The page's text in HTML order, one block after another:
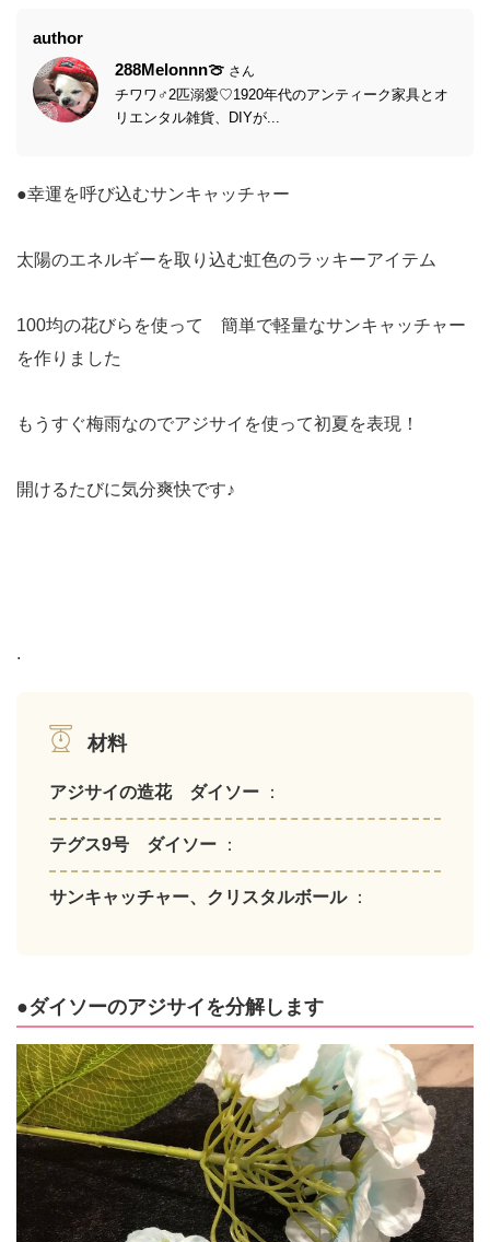
author
288Melonnn🍈 さん
チワワ♂2匹溺愛♡1920年代のアンティーク家具とオ
リエンタル雑貨、DIYが...
●幸運を呼び込むサンキャッチャー
太陽のエネルギーを取り込む虹色のラッキーアイテム
100均の花びらを使って 簡単で軽量なサンキャッチャー
を作りました
もうすぐ梅雨なのでアジサイを使って初夏を表現！
開けるたびに気分爽快です♪
.
材料
アジサイの造花 ダイソー ：
テグス9号 ダイソー ：
サンキャッチャー、クリスタルボール ：
●ダイソーのアジサイを分解します